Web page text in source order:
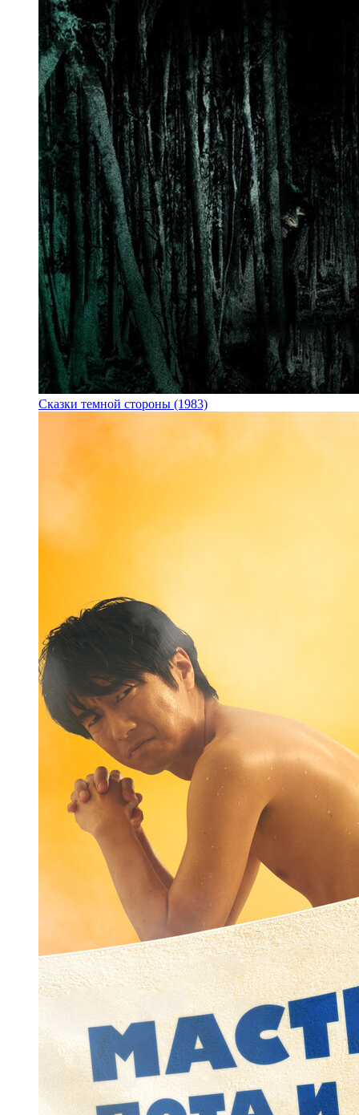
Сказки темной стороны (1983)